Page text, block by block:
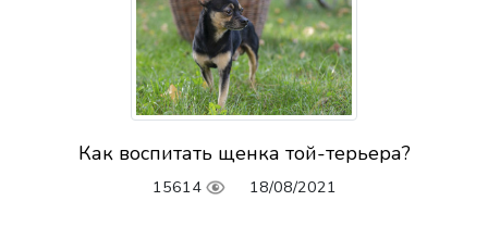
Как воспитать щенка той-терьера?
15614 18/08/2021